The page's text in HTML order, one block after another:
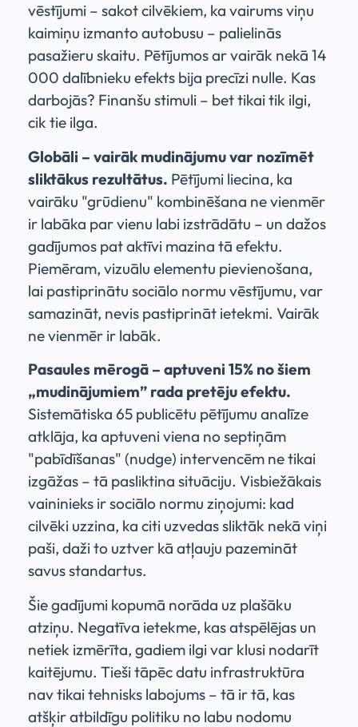
vēstījumi – sakot cilvēkiem, ka vairums viņu
kaimiņu izmanto autobusu – palielinās
pasažieru skaitu. Pētījumos ar vairāk nekā 14
000 dalībnieku efekts bija precīzi nulle. Kas
darbojās? Finanšu stimuli – bet tikai tik ilgi,
cik tie ilga.
Globāli – vairāk mudinājumu var nozīmēt
sliktākus rezultātus. Pētījumi liecina, ka
vairāku "grūdienu" kombinēšana ne vienmēr
ir labāka par vienu labi izstrādātu – un dažos
gadījumos pat aktīvi mazina tā efektu.
Piemēram, vizuālu elementu pievienošana,
lai pastiprinātu sociālo normu vēstījumu, var
samazināt, nevis pastiprināt ietekmi. Vairāk
ne vienmēr ir labāk.
Pasaules mērogā – aptuveni 15% no šiem
„mudinājumiem” rada pretēju efektu.
Sistemātiska 65 publicētu pētījumu analīze
atklāja, ka aptuveni viena no septiņām
"pabīdīšanas" (nudge) intervencēm ne tikai
izgāžas – tā pasliktina situāciju. Visbiežākais
vaininieks ir sociālo normu ziņojumi: kad
cilvēki uzzina, ka citi uzvedas sliktāk nekā viņi
paši, daži to uztver kā atļauju pazemināt
savus standartus.
Šie gadījumi kopumā norāda uz plašāku
atziņu. Negatīva ietekme, kas atspēlējas un
netiek izmērīta, gadiem ilgi var klusi nodarīt
kaitējumu. Tieši tāpēc datu infrastruktūra
nav tikai tehnisks labojums – tā ir tā, kas
atšķir atbildīgu politiku no labu nodomu